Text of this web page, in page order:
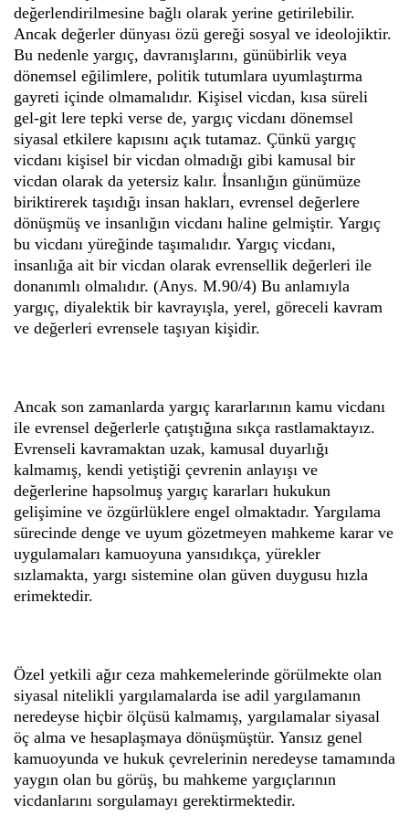
değerlendirilmesine bağlı olarak yerine getirilebilir.
Ancak değerler dünyası özü gereği sosyal ve ideolojiktir.
Bu nedenle yargıç, davranışlarını, günübirlik veya
dönemsel eğilimlere, politik tutumlara uyumlaştırma
gayreti içinde olmamalıdır. Kişisel vicdan, kısa süreli
gel-git lere tepki verse de, yargıç vicdanı dönemsel
siyasal etkilere kapısını açık tutamaz. Çünkü yargıç
vicdanı kişisel bir vicdan olmadığı gibi kamusal bir
vicdan olarak da yetersiz kalır. İnsanlığın günümüze
biriktirerek taşıdığı insan hakları, evrensel değerlere
dönüşmüş ve insanlığın vicdanı haline gelmiştir. Yargıç
bu vicdanı yüreğinde taşımalıdır. Yargıç vicdanı,
insanlığa ait bir vicdan olarak evrensellik değerleri ile
donanımlı olmalıdır. (Anys. M.90/4) Bu anlamıyla
yargıç, diyalektik bir kavrayışla, yerel, göreceli kavram
ve değerleri evrensele taşıyan kişidir.
Ancak son zamanlarda yargıç kararlarının kamu vicdanı
ile evrensel değerlerle çatıştığına sıkça rastlamaktayız.
Evrenseli kavramaktan uzak, kamusal duyarlığı
kalmamış, kendi yetiştiği çevrenin anlayışı ve
değerlerine hapsolmuş yargıç kararları hukukun
gelişimine ve özgürlüklere engel olmaktadır. Yargılama
sürecinde denge ve uyum gözetmeyen mahkeme karar ve
uygulamaları kamuoyuna yansıdıkça, yürekler
sızlamakta, yargı sistemine olan güven duygusu hızla
erimektedir.
Özel yetkili ağır ceza mahkemelerinde görülmekte olan
siyasal nitelikli yargılamalarda ise adil yargılamanın
neredeyse hiçbir ölçüsü kalmamış, yargılamalar siyasal
öç alma ve hesaplaşmaya dönüşmüştür. Yansız genel
kamuoyunda ve hukuk çevrelerinin neredeyse tamamında
yaygın olan bu görüş, bu mahkeme yargıçlarının
vicdanlarını sorgulamayı gerektirmektedir.